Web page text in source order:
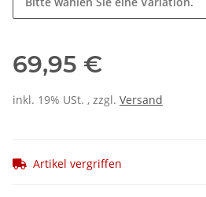
69,95 €
inkl. 19% USt. , zzgl. Versand
Artikel vergriffen